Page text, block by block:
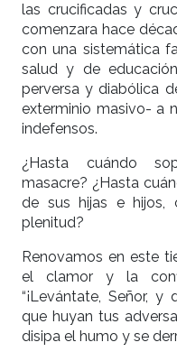
las crucificadas y
comenzara hace
con una sistemática
salud y de
perversa y diabólica
exterminio masivo- a
indefensos.
¿Hasta cuándo
masacre? ¿Hasta
de sus hijas e hijos,
plenitud?
Renovamos en este
el clamor y la
“¡Levántate, Señor,
que huyan tus
disipa el humo y se